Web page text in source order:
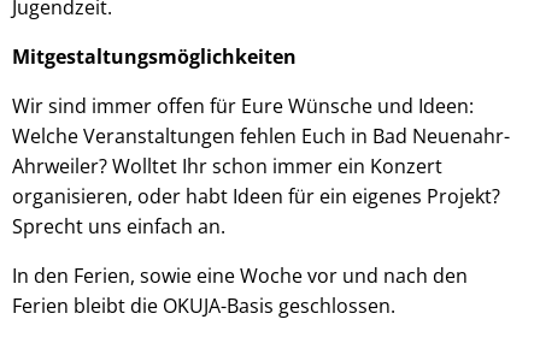
Jugendzeit.
Mitgestaltungsmöglichkeiten
Wir sind immer offen für Eure Wünsche und Ideen:
Welche Veranstaltungen fehlen Euch in Bad Neuenahr-
Ahrweiler? Wolltet Ihr schon immer ein Konzert
organisieren, oder habt Ideen für ein eigenes Projekt?
Sprecht uns einfach an.
In den Ferien, sowie eine Woche vor und nach den
Ferien bleibt die OKUJA-Basis geschlossen.